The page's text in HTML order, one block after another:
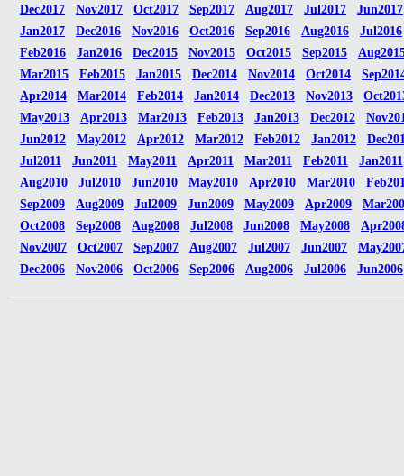
Dec2017
Nov2017 Oct2017 Sep2017 Aug2017 Jul2017
Jun2017
Jan2017
Dec2016 Nov2016 Oct2016 Sep2016 Aug2016
Jul2016
Feb2016
Jan2016 Dec2015 Nov2015 Oct2015 Sep2015
Mar2015
Feb2015 Jan2015 Dec2014 Nov2014 Oct2014
Apr2014
Mar2014 Feb2014 Jan2014 Dec2013 Nov2013
May2013
Apr2013 Mar2013 Feb2013 Jan2013 Dec2012
Jun2012
May2012 Apr2012 Mar2012 Feb2012 Jan2012
Jul2011
Jun2011 May2011 Apr2011 Mar2011 Feb2011
Jan2011
Aug2010
Jul2010 Jun2010 May2010 Apr2010 Mar2010
Sep2009
Aug2009 Jul2009 Jun2009 May2009 Apr2009
Oct2008
Sep2008 Aug2008 Jul2008 Jun2008 May2008
Nov2007
Oct2007 Sep2007 Aug2007 Jul2007 Jun2007
Dec2006
Nov2006 Oct2006 Sep2006 Aug2006 Jul2006 Jun2006